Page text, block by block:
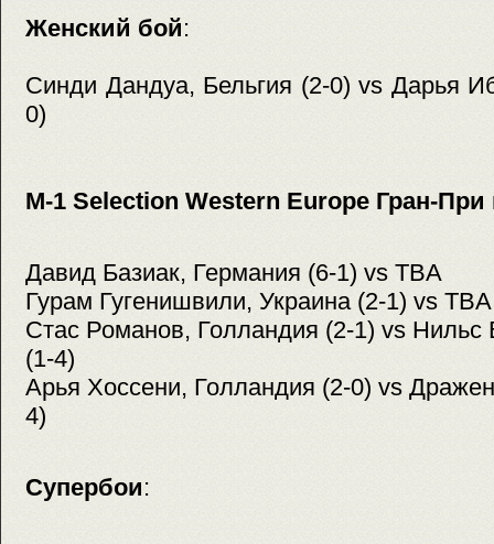
Женский бой:
Синди Дандуа, Бельгия (2-0) vs Дарья
0)
M-1 Selection Western Europe Гран-
Давид Базиак, Германия (6-1) vs TBA
Гурам Гугенишвили, Украина (2-1) vs
Стас Романов, Голландия (2-1) vs
(1-4)
Арья Хоссени, Голландия (2-0) vs
4)
Супербои: